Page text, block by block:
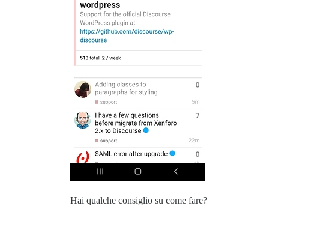
Hai qualche consiglio su come fare?